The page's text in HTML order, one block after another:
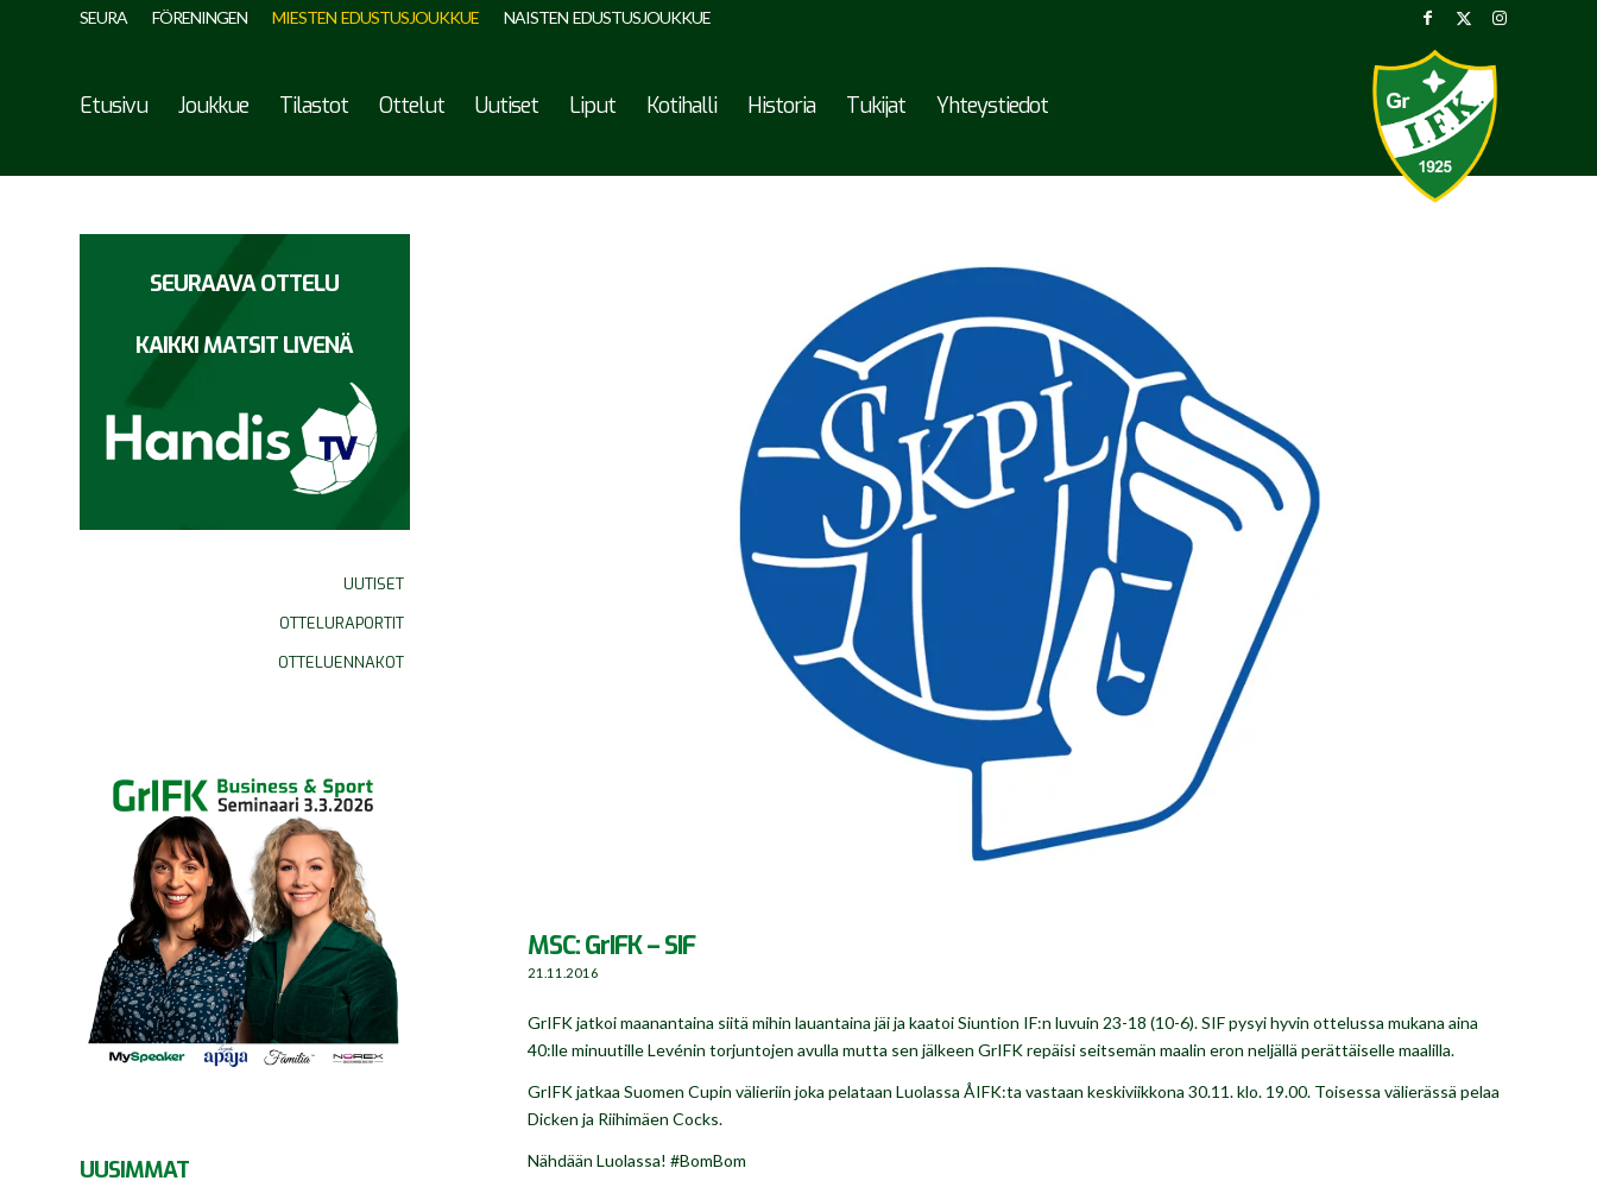
SEURA FÖRENINGEN MIESTEN EDUSTUSJOUKKUE NAISTEN EDUSTUSJOUKKUE
Etusivu Joukkue Tilastot Ottelut Uutiset Liput Kotihalli Historia Tukijat Yhteystiedot
MSC: GrIFK – SIF
21.11.2016
GrIFK jatkoi maanantaina siitä mihin lauantaina jäi ja kaatoi Siuntion IF:n luvuin 23-18 (10-6). SIF pysyi hyvin ottelussa mukana aina
40:lle minuutille Levénin torjuntojen avulla mutta sen jälkeen GrIFK repäisi seitsemän maalin eron neljällä perättäiselle maalilla.
GrIFK jatkaa Suomen Cupin välieriin joka pelataan Luolassa ÅIFK:ta vastaan keskiviikkona 30.11. klo. 19.00. Toisessa välierässä pelaa
Dicken ja Riihimäen Cocks.
Nähdään Luolassa! #BomBom
SEURAAVA OTTELU
KAIKKI MATSIT LIVENÄ
UUTISET
OTTELURAPORTIT
OTTELUENNAKOT
UUSIMMAT